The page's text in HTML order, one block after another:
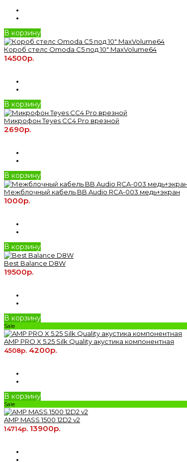
В корзину
Короб стелс Omoda C5 под 10" MaxVolume64
14500р.
В корзину
Микрофон Teyes CC4 Pro врезной
2690р.
В корзину
Межблочный кабель BB Audio RCA-003 медь+экран
1000р.
В корзину
Best Balance D8W
19500р.
В корзину
Sale
AMP PRO X 5.25 Silk Quality акустика компонентная
4508р. 4200р.
В корзину
Sale
AMP MASS 1500 12D2 v2
14714р. 13900р.